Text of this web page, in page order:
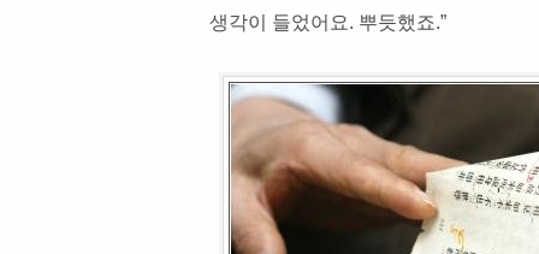
생각이 들었어요. 뿌듯했죠.”